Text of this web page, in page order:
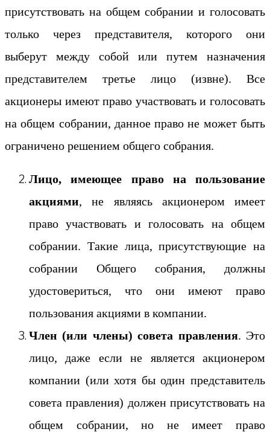
присутствовать на общем собрании и голосовать
только через представителя, которого они
выберут между собой или путем назначения
представителем третье лицо (извне). Все
акционеры имеют право участвовать и голосовать
на общем собрании, данное право не может быть
ограничено решением общего собрания.
Лицо, имеющее право на пользование
акциями, не являясь акционером имеет
право участвовать и голосовать на общем
собрании. Такие лица, присутствующие на
собрании Общего собрания, должны
удостовериться, что они имеют право
пользования акциями в компании.
Член (или члены) совета правления. Это
лицо, даже если не является акционером
компании (или хотя бы один представитель
совета правления) должен присутствовать на
общем собрании, но не имеет право